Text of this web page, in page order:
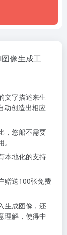
像生成工
文字描述来生
动创造出相应
，悠船不需要
本地化的支持
赠送100张免费
生成图像，还
理解，使得中